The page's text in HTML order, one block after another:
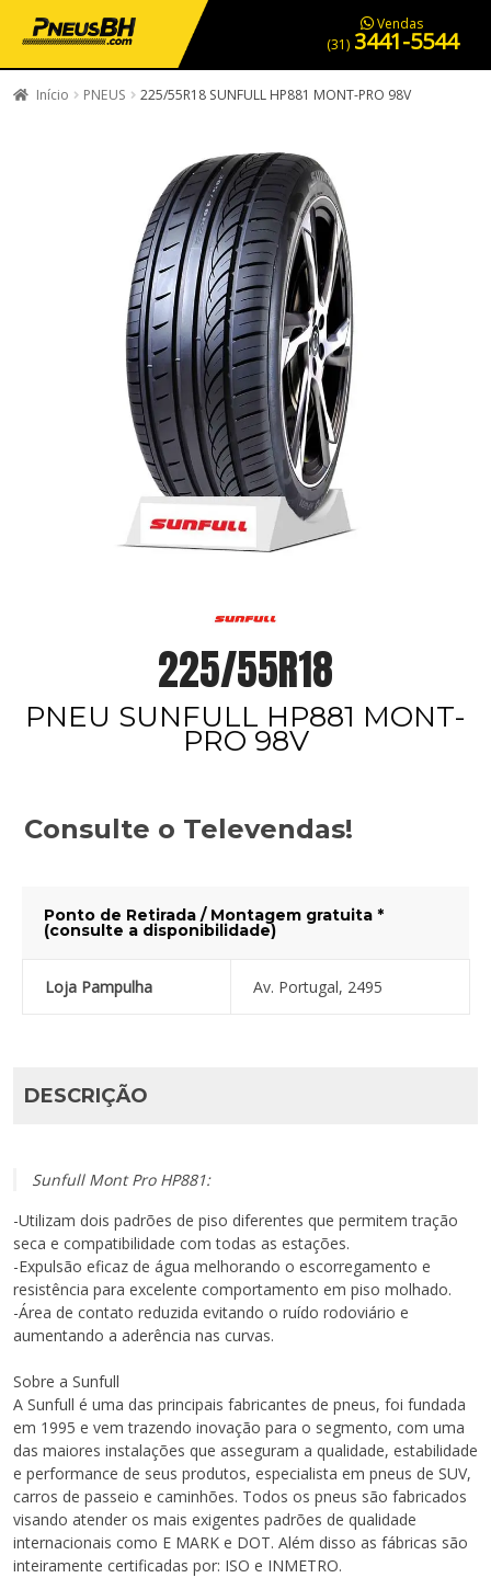
PNEUS EM OFERTA SERVIÇOS AUTOMOTIVOS NOSSA LOJA
Vendas
(31) 3441-5544
Início PNEUS 225/55R18 SUNFULL HP881 MONT-PRO 98V
225/55R18
PNEU SUNFULL HP881 MONT-
PRO 98V
Consulte o Televendas!
Ponto de Retirada / Montagem gratuita *
(consulte a disponibilidade)
Loja Pampulha Av. Portugal, 2495
DESCRIÇÃO
Sunfull Mont Pro HP881:
-Utilizam dois padrões de piso diferentes que permitem tração
seca e compatibilidade com todas as estações.
-Expulsão eficaz de água melhorando o escorregamento e
resistência para excelente comportamento em piso molhado.
-Área de contato reduzida evitando o ruído rodoviário e
aumentando a aderência nas curvas.
Sobre a Sunfull
A Sunfull é uma das principais fabricantes de pneus, foi fundada
em 1995 e vem trazendo inovação para o segmento, com uma
das maiores instalações que asseguram a qualidade, estabilidade
e performance de seus produtos, especialista em pneus de SUV,
carros de passeio e caminhões. Todos os pneus são fabricados
visando atender os mais exigentes padrões de qualidade
internacionais como E MARK e DOT. Além disso as fábricas são
inteiramente certificadas por: ISO e INMETRO.